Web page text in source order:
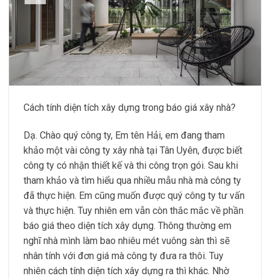
Cách tính diện tích xây dựng trong báo giá xây nhà?
Dạ. Chào quý công ty, Em tên Hải, em đang tham
khảo một vài công ty xây nhà tại Tân Uyên, được biết
công ty có nhận thiết kế và thi công trọn gói. Sau khi
tham khảo và tìm hiểu qua nhiều mẫu nhà mà công ty
đã thực hiện. Em cũng muốn được quý công ty tư vấn
và thực hiện. Tuy nhiên em vẫn còn thắc mắc về phần
báo giá theo diện tích xây dựng. Thông thường em
nghĩ nhà mình làm bao nhiêu mét vuông sàn thì sẽ
nhân tính với đơn giá mà công ty đưa ra thôi. Tuy
nhiên cách tính diện tích xây dựng ra thì khác. Nhờ